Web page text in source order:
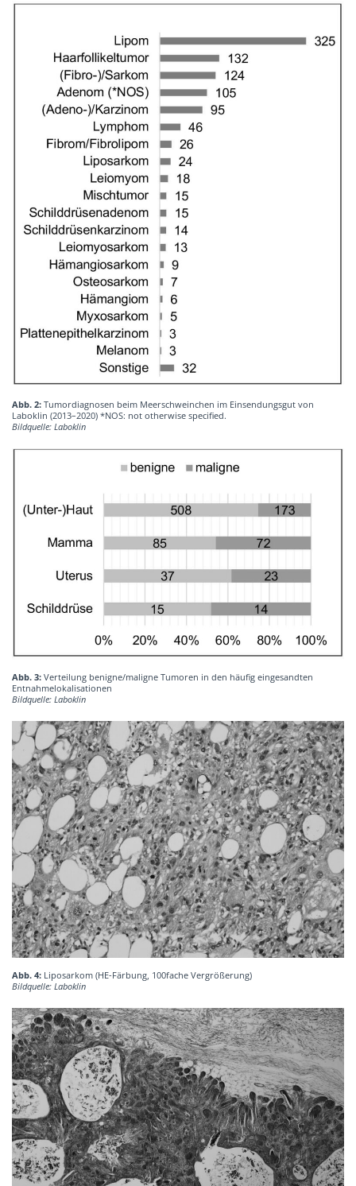
Abb. 2: Tumordiagnosen beim Meerschweinchen im Einsendungsgut von
Laboklin (2013–2020) *NOS: not otherwise specified.
Bildquelle: Laboklin
Abb. 3: Verteilung benigne/maligne Tumoren in den häufig eingesandten
Entnahmelokalisationen
Bildquelle: Laboklin
Abb. 4: Liposarkom (HE-Färbung, 100fache Vergrößerung)
Bildquelle: Laboklin